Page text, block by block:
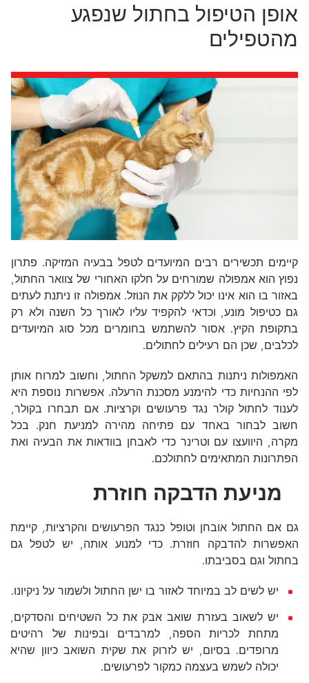
אופן הטיפול בחתול שנפגע
מהטפילים
קיימים תכשירים רבים המיועדים לטפל בבעיה המזיקה. פתרון
נפוץ הוא אמפולה שמורחים על חלקו האחורי של צוואר החתול,
באזור בו הוא אינו יכול ללקק את הנוזל. אמפולה זו ניתנת לעתים
גם כטיפול מונע, וכדאי להקפיד עליו לאורך כל השנה ולא רק
בתקופת הקיץ. אסור להשתמש בחומרים מכל סוג המיועדים
לכלבים, שכן הם רעילים לחתולים.
האמפולות ניתנות בהתאם למשקל החתול, וחשוב למרוח אותן
לפי ההנחיות כדי להימנע מסכנת הרעלה. אפשרות נוספת היא
לענוד לחתול קולר נגד פרעושים וקרציות. אם תבחרו בקולר,
חשוב לבחור באחד עם פתיחה מהירה למניעת חנק. בכל
מקרה, היוועצו עם וטרינר כדי לאבחן בוודאות את הבעיה ואת
הפתרונות המתאימים לחתולכם.
מניעת הדבקה חוזרת
גם אם החתול אובחן וטופל כנגד הפרעושים והקרציות, קיימת
האפשרות להדבקה חוזרת. כדי למנוע אותה, יש לטפל גם
בחתול וגם בסביבתו.
יש לשים לב במיוחד לאזור בו ישן החתול ולשמור על ניקיונו.
יש לשאוב בעזרת שואב אבק את כל השטיחים והסדקים,
מתחת לכריות הספה, למרבדים ובפינות של רהיטים
מרופדים. בסיום, יש לזרוק את שקית השואב כיוון שהיא
יכולה לשמש בעצמה כמקור לפרעושים.